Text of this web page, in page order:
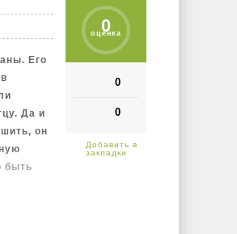
0
оценка
0
0
Его
Да и
он
быть